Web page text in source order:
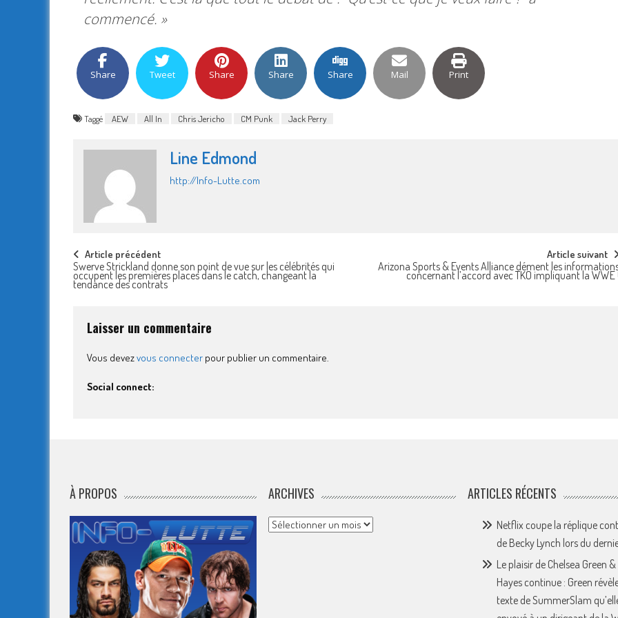
commencé. »
Share Tweet Share Share Share Mail Print
Taggé AEW All In Chris Jericho CM Punk Jack Perry
Line Edmond
http://Info-Lutte.com
Post
navigation
Article précédent
Swerve Strickland donne son point de vue sur les célébrités qui
occupent les premières places dans le catch, changeant la
tendance des contrats
Article suivant
Arizona Sports & Events Alliance dément les
concernant l’accord avec TKO impliquant la WWE
Laisser un commentaire
Vous devezvous connecter pour publier un commentaire.
Social connect:
À PROPOS ARCHIVES
Archives
ARTICLES RÉCENTS
Netflix coupe la réplique
de Becky Lynch lors du
Le plaisir de Chelsea Green
Hayes continue : Green
texte de SummerSlam